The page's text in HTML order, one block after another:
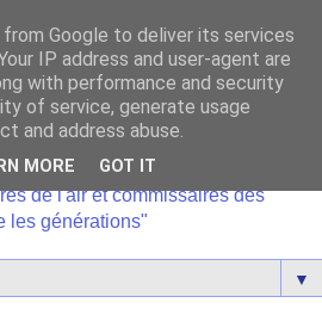
de l'air et commissaires des
les générations"
▼
Google to deliver its services
IP address and user-agent are
with performance and security
of service, generate usage
and address abuse.
MORE GOT IT